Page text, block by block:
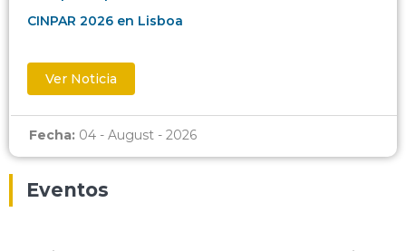
CINPAR 2026 en Lisboa
Ver Noticia
Fecha: 04 - August - 2026
Eventos